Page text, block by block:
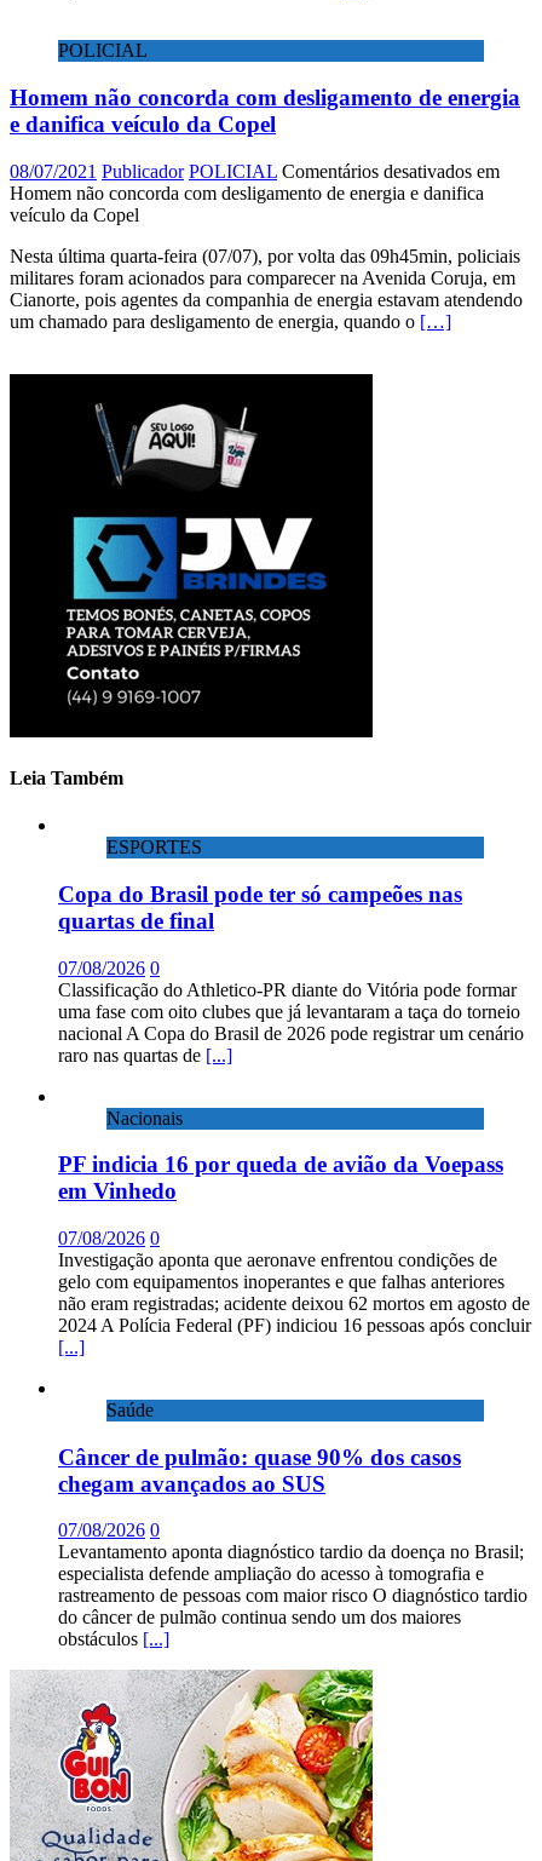
POLICIAL
Homem não concorda com desligamento de energia
e danifica veículo da Copel
08/07/2021 Publicador POLICIAL Comentários desativados em
Homem não concorda com desligamento de energia e danifica
veículo da Copel
Nesta última quarta-feira (07/07), por volta das 09h45min, policiais
militares foram acionados para comparecer na Avenida Coruja, em
Cianorte, pois agentes da companhia de energia estavam atendendo
um chamado para desligamento de energia, quando o […]
Leia Também
ESPORTES
Copa do Brasil pode ter só campeões nas
quartas de final
07/08/2026 0
Classificação do Athletico-PR diante do Vitória pode formar
uma fase com oito clubes que já levantaram a taça do torneio
nacional A Copa do Brasil de 2026 pode registrar um cenário
raro nas quartas de [...]
Nacionais
PF indicia 16 por queda de avião da Voepass
em Vinhedo
07/08/2026 0
Investigação aponta que aeronave enfrentou condições de
gelo com equipamentos inoperantes e que falhas anteriores
não eram registradas; acidente deixou 62 mortos em agosto de
2024 A Polícia Federal (PF) indiciou 16 pessoas após concluir
[...]
Saúde
Câncer de pulmão: quase 90% dos casos
chegam avançados ao SUS
07/08/2026 0
Levantamento aponta diagnóstico tardio da doença no Brasil;
especialista defende ampliação do acesso à tomografia e
rastreamento de pessoas com maior risco O diagnóstico tardio
do câncer de pulmão continua sendo um dos maiores
obstáculos [...]